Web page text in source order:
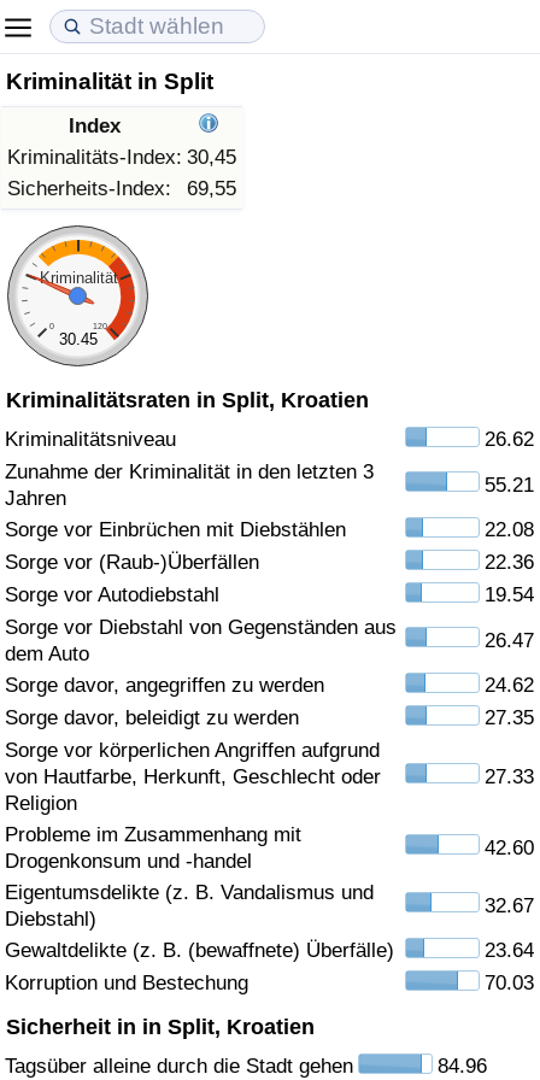
Kriminalität in Split
Index
Kriminalitäts-Index: 30,45
Sicherheits-Index:
69,55
Kriminalität
0 120
30.45
Kriminalitätsraten in Split, Kroatien
Kriminalitätsniveau
26.62
Zunahme der Kriminalität in den letzten 3
Jahren
55.21
Sorge vor Einbrüchen mit Diebstählen
22.08
Sorge vor (Raub-)Überfällen
22.36
Sorge vor Autodiebstahl
19.54
Sorge vor Diebstahl von Gegenständen aus
dem Auto
26.47
Sorge davor, angegriffen zu werden
24.62
Sorge davor, beleidigt zu werden
27.35
Sorge vor körperlichen Angriffen aufgrund
von Hautfarbe, Herkunft, Geschlecht oder
Religion
27.33
Probleme im Zusammenhang mit
Drogenkonsum und -handel
42.60
Eigentumsdelikte (z. B. Vandalismus und
Diebstahl)
32.67
Gewaltdelikte (z. B. (bewaffnete) Überfälle)
23.64
Korruption und Bestechung
70.03
Sicherheit in in Split, Kroatien
Tagsüber alleine durch die Stadt gehen 84.96
Lebenshaltungskosten
Lebenshaltungskosten-Index (aktuell)
Lebenshaltungskosten-Index
Lebenshaltungskosten-Index nach Land
in Akaba
Immobilienpreise
Immobilienpreis-Index (aktuell)
Immobilienpreis-Index
Immobilienpreis-Index nach Land
Lebensqualität
Lebensqualität-Index
Lebensqualität-Index (aktuell)
Lebensqualitätsindex nach Land
Kriminalität
Kriminalitäts-Index (aktuell)
Kriminalitäts-Index
Kriminalitätsindex nach Land
Gesundheitsversorgung
Gesundheitsversorgungs-Index (aktuell)
Gesundheitsversorgungs-Index
Gesundheitsversorgungs-Index nach Land
Umweltverschmutzung
Umweltverschmutzungs-Index (aktuell)
Verschmutzungsindex
Umweltverschmutzungs-Index nach Land
Verkehr